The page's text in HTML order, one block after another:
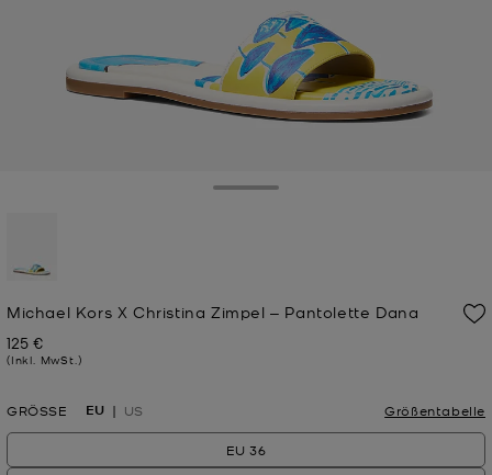
Michael Kors X Christina Zimpel ‒ Pantolette Dana
Jetzt
125 €
(Inkl. MwSt.)
GRÖSSE EU US Größentabelle
EU 36